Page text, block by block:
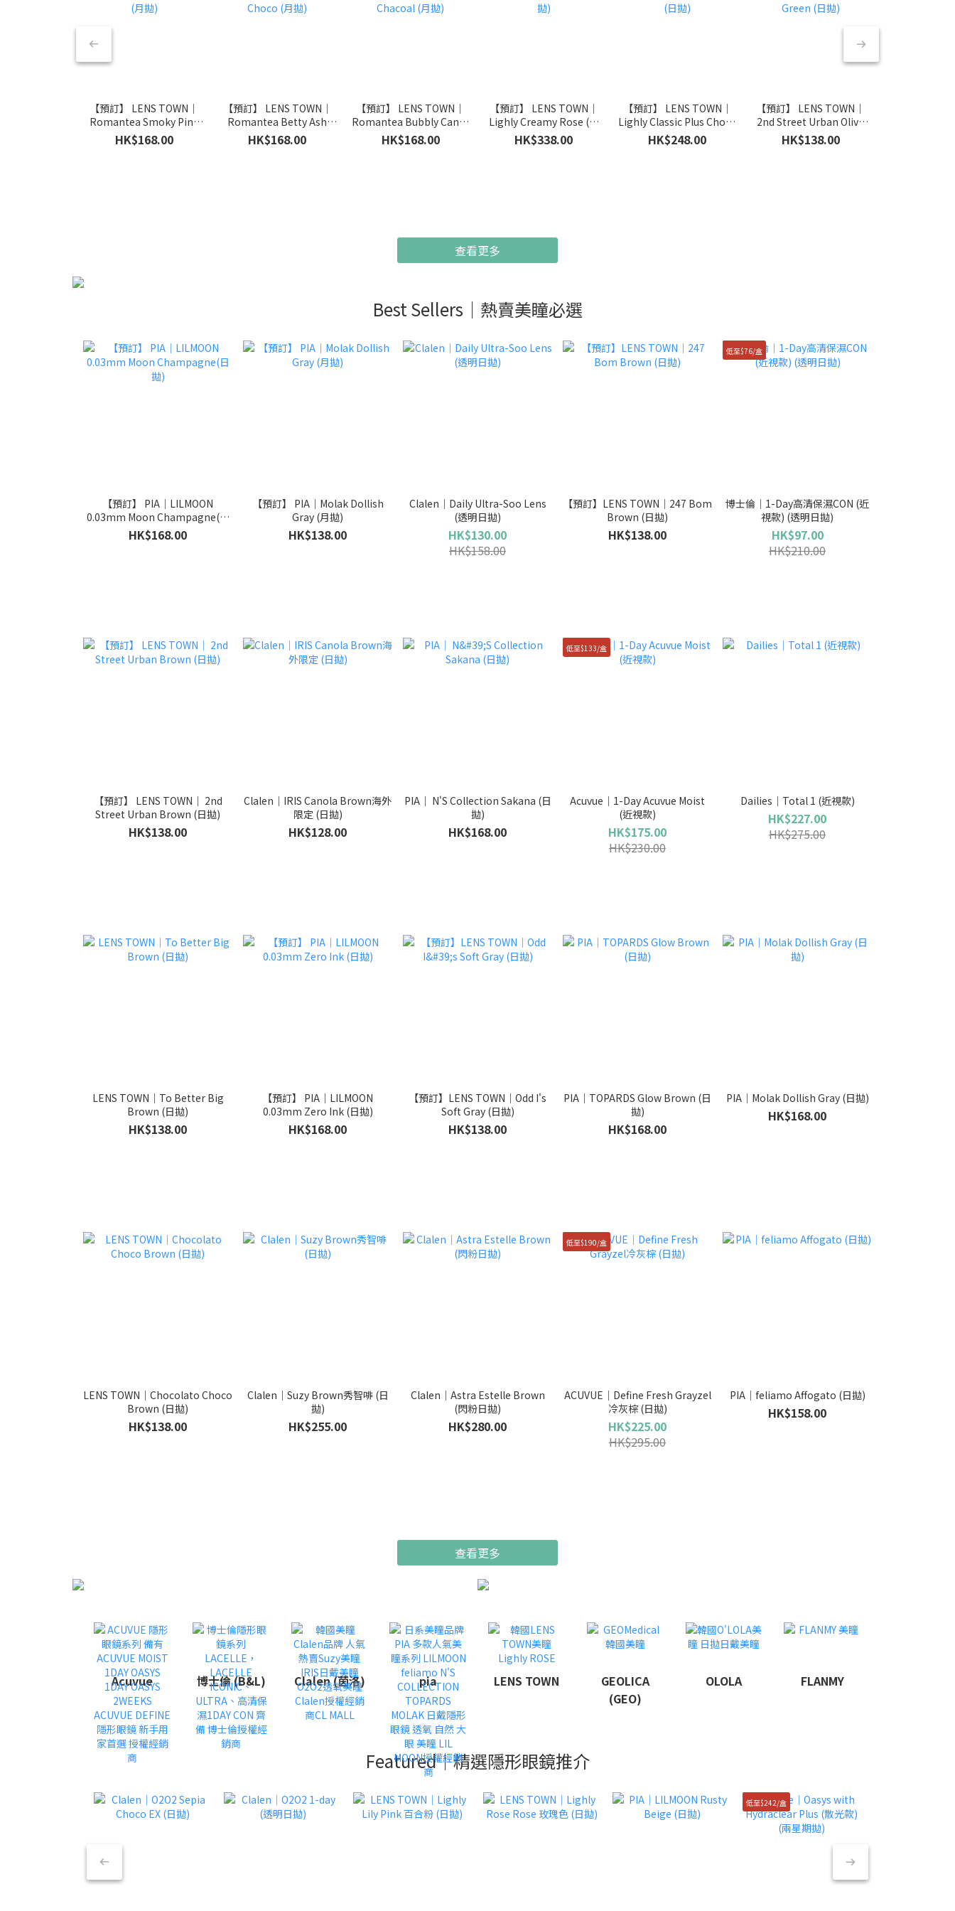
【預訂】 LENS TOWN｜
Romantea Smoky Pink
(月拋)
HK$168.00
【預訂】 LENS TOWN｜
Romantea Betty Ash
Choco (月拋)
HK$168.00
【預訂】 LENS TOWN｜
Romantea Bubbly Candy
Chacoal (月拋)
HK$168.00
【預訂】 LENS TOWN｜
Lighly Creamy Rose (日
拋)
HK$338.00
【預訂】 LENS TOWN｜
Lighly Classic Plus Choco
(日拋)
HK$248.00
【預訂】 LENS TOWN｜
2nd Street Urban Olive
Green (日拋)
HK$138.00
查看更多
Best Sellers｜熱賣美瞳必選
【預訂】 PIA｜LILMOON
0.03mm Moon Champagne(日
拋)
HK$168.00
【預訂】 PIA｜Molak Dollish
Gray (月拋)
HK$138.00
Clalen｜Daily Ultra-Soo Lens
(透明日拋)
HK$130.00
HK$158.00
【預訂】LENS TOWN｜247 Bom
Brown (日拋)
HK$138.00
低至$76/盒
博士倫｜1-Day高清保濕CON (近
視款) (透明日拋)
HK$97.00
HK$210.00
【預訂】 LENS TOWN｜ 2nd
Street Urban Brown (日拋)
HK$138.00
Clalen｜IRIS Canola Brown海外
限定 (日拋)
HK$128.00
PIA｜ N'S Collection Sakana (日
拋)
HK$168.00
低至$133/盒
Acuvue｜1-Day Acuvue Moist
(近視款)
HK$175.00
HK$230.00
Dailies｜Total 1 (近視款)
HK$227.00
HK$275.00
LENS TOWN｜To Better Big
Brown (日拋)
HK$138.00
【預訂】 PIA｜LILMOON
0.03mm Zero Ink (日拋)
HK$168.00
【預訂】LENS TOWN｜Odd I's
Soft Gray (日拋)
HK$138.00
PIA｜TOPARDS Glow Brown (日
拋)
HK$168.00
PIA｜Molak Dollish Gray (日拋)
HK$168.00
LENS TOWN｜Chocolato Choco
Brown (日拋)
HK$138.00
Clalen｜Suzy Brown秀智啡 (日
拋)
HK$255.00
Clalen｜Astra Estelle Brown
(閃粉日拋)
HK$280.00
低至$190/盒
ACUVUE｜Define Fresh Grayzel
冷灰棕 (日拋)
HK$225.00
HK$295.00
PIA｜feliamo Affogato (日拋)
HK$158.00
查看更多
Acuvue 博士倫 (B&L) Clalen (茵洛) pia LENS TOWN
GEOLICA
(GEO)
OLOLA FLANMY
Featured｜精選隱形眼鏡推介
低至$242/盒